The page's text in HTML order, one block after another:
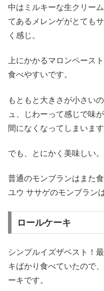
中はミルキーな生クリー
てあるメレンゲがとても
く感じ。
上にかかるマロンペース
食べやすいです。
もともと大きさが小さい
ュ、じわーって感じで味
間になくなってしまいます
でも、とにかく美味しい。
普通のモンブランはまた
ユウ ササゲのモンブラン
ロールケーキ
シンプルイズザベスト！
キばかり食べていたので
ーキです。